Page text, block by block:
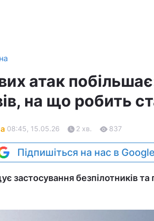
атак
на що робить
08:45, 15.05.26 2 хв. 837
Підпишіться на нас в Google
застосування безпілотників